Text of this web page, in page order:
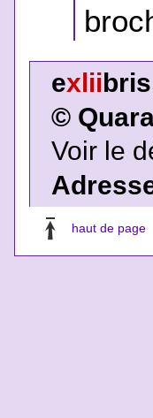
exlii bris
©
Voir le
haut de page